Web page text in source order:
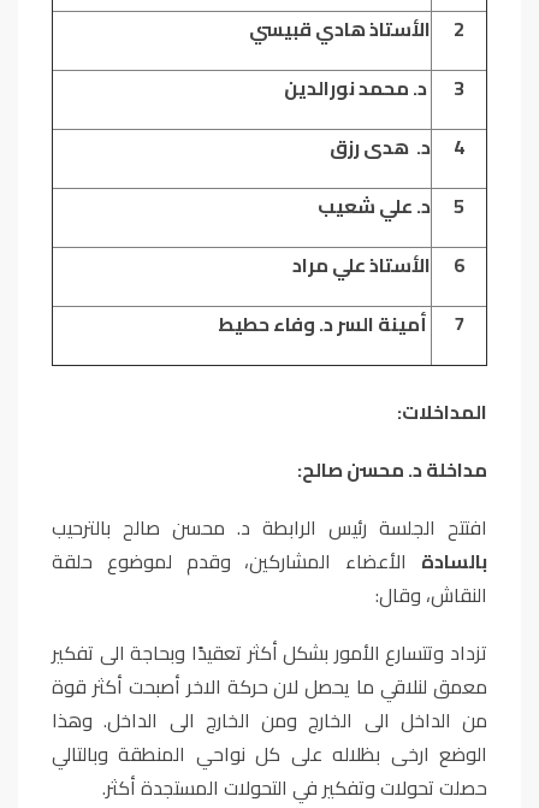
2
الأستاذ هادي قبيسي
3
د. محمد نورالدين
4
د. هدى رزق
5
د. علي شعيب
6
الأستاذ علي مراد
7
أمينة السر د. وفاء حطيط
المداخلات:
مداخلة د. محسن صالح:
افتتح الجلسة رئيس الرابطة د. محسن صالح بالترحيب
بالسادة الأعضاء المشاركين، وقدم لموضوع حلقة
النقاش، وقال:
تزداد وتتسارع الأمور بشكل أكثر تعقيدًا وبحاجة الى تفكير
معمق لنلاقي ما يحصل لان حركة الاخر أصبحت أكثر قوة
من الداخل الى الخارج ومن الخارج الى الداخل. وهذا
الوضع ارخى بظلاله على كل نواحي المنطقة وبالتالي
حصلت تحولات وتفكير في التحولات المستجدة أكثر.